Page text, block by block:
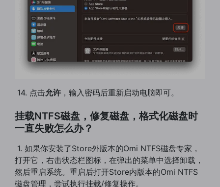
​ 14. 点击允许 ，输入密码后重新启动电脑即可。
挂载NTFS磁盘，修复磁盘，格式化磁盘时
一直失败怎么办？
​ 1. 如果你安装了Store外版本的Omi NTFS磁盘专家，
打开它，右击状态栏图标，在弹出的菜单中选择卸载，
然后重启系统。重启后打开Store内版本的Omi NTFS
磁盘管理，尝试执行挂载/修复操作。